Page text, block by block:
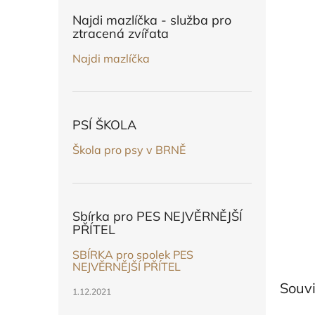
Najdi mazlíčka - služba pro
ztracená zvířata
Najdi mazlíčka
PSÍ ŠKOLA
Škola pro psy v BRNĚ
Sbírka pro PES NEJVĚRNĚJŠÍ
PŘÍTEL
SBÍRKA pro spolek PES
NEJVĚRNĚJŠÍ PŘÍTEL
1.12.2021